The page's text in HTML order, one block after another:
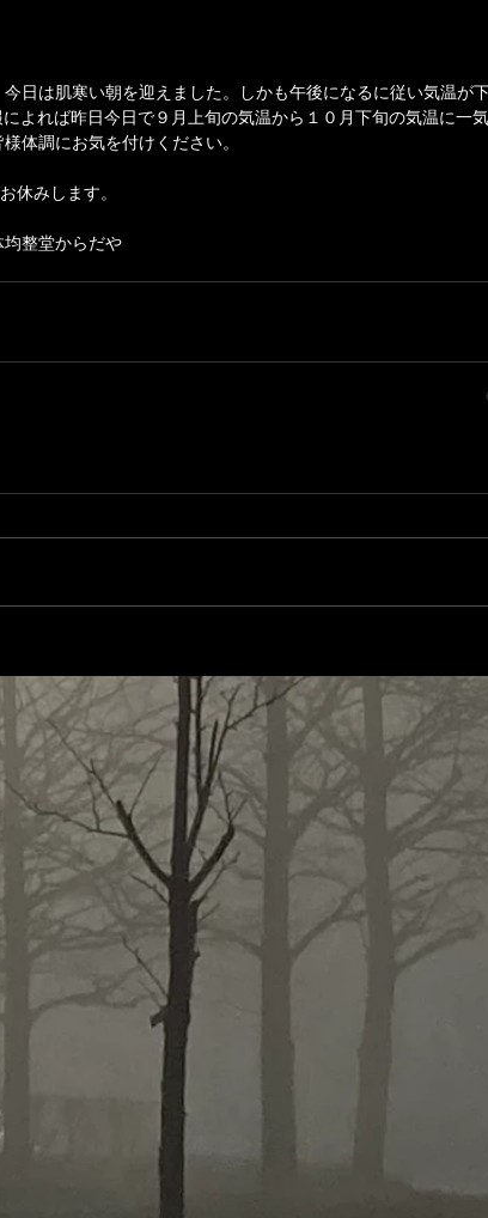
日は肌寒い朝を迎えました。しかも午後になるに従い気温が
よれば昨日今日で９月上旬の気温から１０月下旬の気温に一
体調にお気を付けください。
休みします。
整堂からだや